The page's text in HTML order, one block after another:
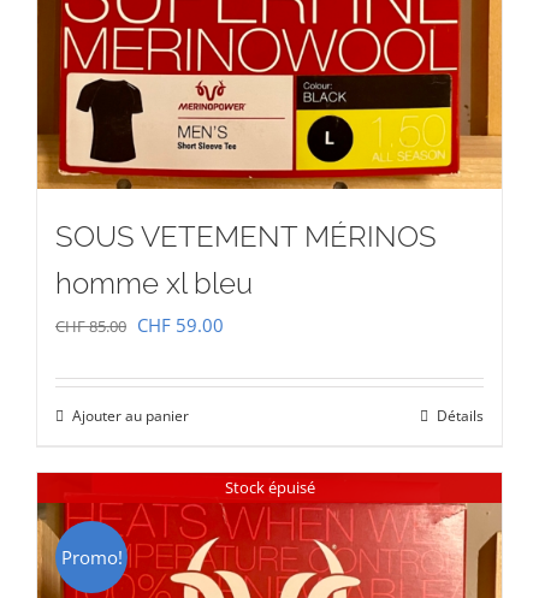
SOUS VETEMENT MÉRINOS
homme xl bleu
CHF85.00 Le
initial
était :
CHF 85.00.
CHF 59.00
actuel
CHF 59.00.
Ajouter au panier Détails
Stock épuisé
Promo!